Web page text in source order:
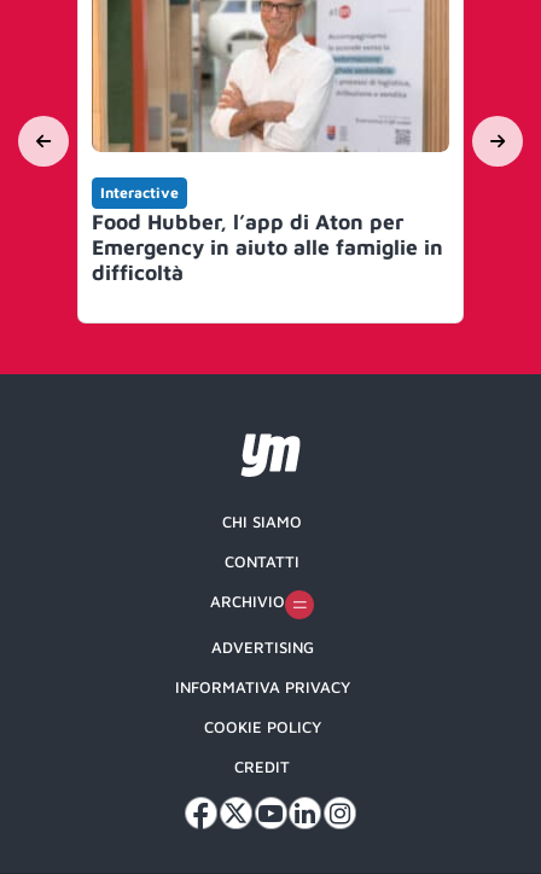
Interactive
Food Hubber, l’app di Aton per
Emergency in aiuto alle famiglie in
difficoltà
CHI SIAMO
CONTATTI
ARCHIVIO
ADVERTISING
INFORMATIVA PRIVACY
COOKIE POLICY
CREDIT